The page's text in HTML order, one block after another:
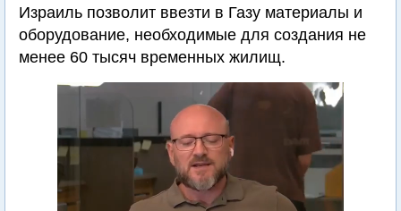
Израиль позволит ввезти в Газу материалы и
оборудование, необходимые для создания не
менее 60 тысяч временных жилищ.